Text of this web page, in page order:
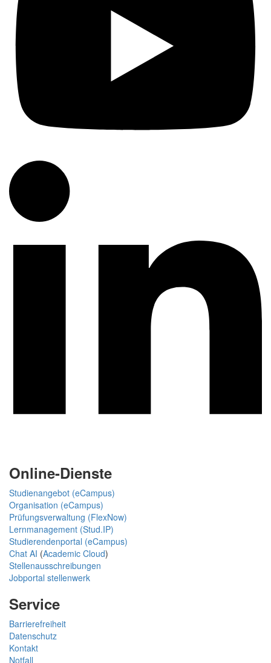
Online-Dienste
Studienangebot (eCampus)
Organisation (eCampus)
Prüfungsverwaltung (FlexNow)
Lernmanagement (Stud.IP)
Studierendenportal (eCampus)
Chat AI (Academic Cloud)
Stellenausschreibungen
Jobportal stellenwerk
Service
Barrierefreiheit
Datenschutz
Kontakt
Notfall